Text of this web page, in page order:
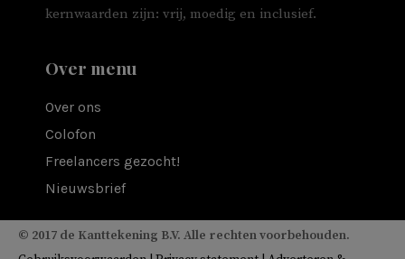
kernwaarden zijn: vrij, moedig en inclusief.
Over menu
Over ons
Colofon
Freelancers gezocht!
Nieuwsbrief
© 2017 de Kanttekening B.V. Alle rechten voorbehouden.